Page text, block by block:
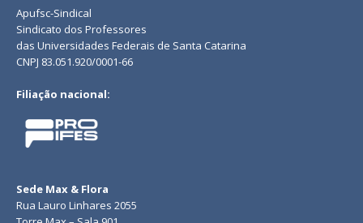
Apufsc-Sindical
Sindicato dos Professores
das Universidades Federais de Santa Catarina
CNPJ 83.051.920/0001-66
Filiação nacional:
Sede Max & Flora
Rua Lauro Linhares 2055